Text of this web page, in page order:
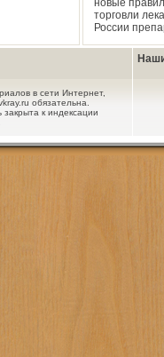
новые
торговли
России
в сети Интернет,
обязательна.
к индексации